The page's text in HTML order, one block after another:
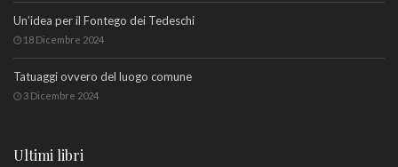
Un’idea per il Fontego dei Tedeschi
18 Dicembre 2024
Tatuaggi ovvero del luogo comune
3 Dicembre 2024
Ultimi libri